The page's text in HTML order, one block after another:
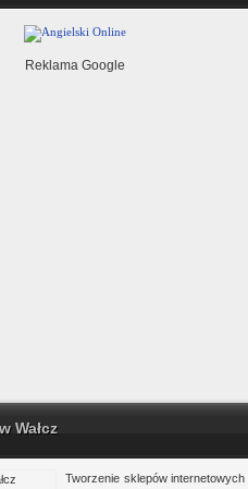
Reklama Google
Wałcz
Tworzenie sklepów